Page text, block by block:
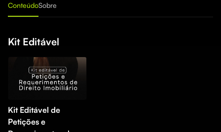
ConteúdoSobre
Kit Editável
Kit Editável de
Petições e